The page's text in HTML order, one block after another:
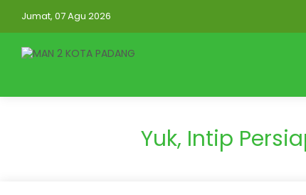
Jumat, 07 Agu 2026
Yuk, Intip